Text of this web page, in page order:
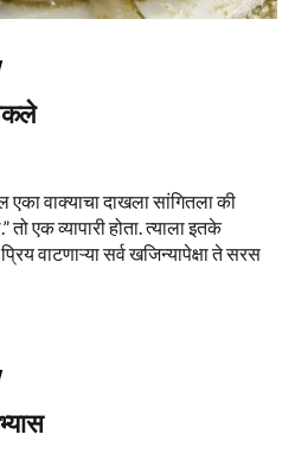
वाक्याचा दाखला सांगितला की
एक व्यापारी होता. त्याला इतके
वाटणाऱ्या सर्व खजिन्यापेक्षा ते सरस